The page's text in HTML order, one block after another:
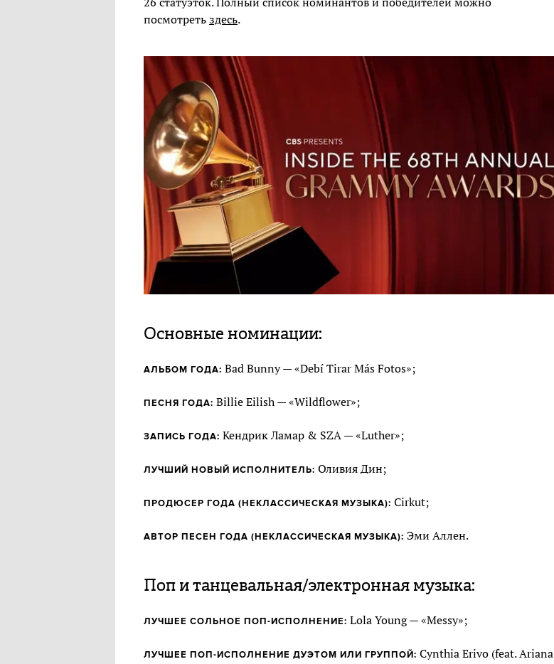
посмотретьздесь.
Основные номинации:
АЛЬБОМ ГОДА: Bad Bunny — «Debí Tirar Más Fotos»;
ПЕСНЯ ГОДА: Billie Eilish — «Wildflower»;
ЗАПИСЬ ГОДА: Кендрик Ламар & SZA — «Luther»;
ЛУЧШИЙ НОВЫЙ ИСПОЛНИТЕЛЬ: Оливия Дин;
ПРОДЮСЕР ГОДА (НЕКЛАССИЧЕСКАЯ МУЗЫКА): Cirkut;
АВТОР ПЕСЕН ГОДА (НЕКЛАССИЧЕСКАЯ МУЗЫКА): Эми Аллен.
Поп и танцевальная/электронная музыка:
ЛУЧШЕЕ СОЛЬНОЕ ПОП-ИСПОЛНЕНИЕ: Lola Young — «Messy»;
ЛУЧШЕЕ ПОП-ИСПОЛНЕНИЕ ДУЭТОМ ИЛИ ГРУППОЙ: Cynthia Erivo (feat. Ariana